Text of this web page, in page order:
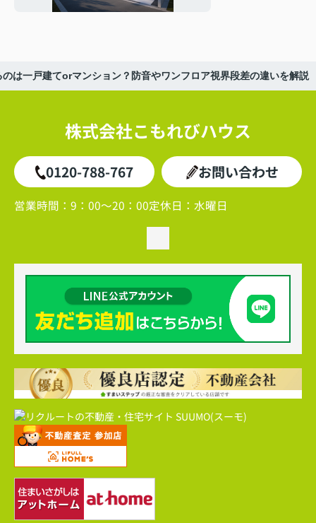
は一戸建てorマンション？防音やワンフロア視界段差の違いを解説
株式会社こもれびハウス
0120-788-767 お問い合わせ
営業時間： 9：00～20：00定休日： 水曜日